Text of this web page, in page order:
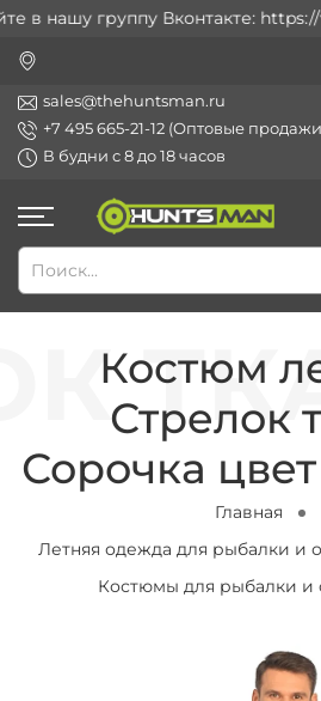
в нашу группу Вконтакте: https://
sales@thehuntsman.ru
+7 495 665-21-12 (Оптовые
В будни с 8 до 18 часов
Костюм
Стрелок
Сорочка
Главная
Летняя одежда для рыбалки и
Костюмы для рыбалки и